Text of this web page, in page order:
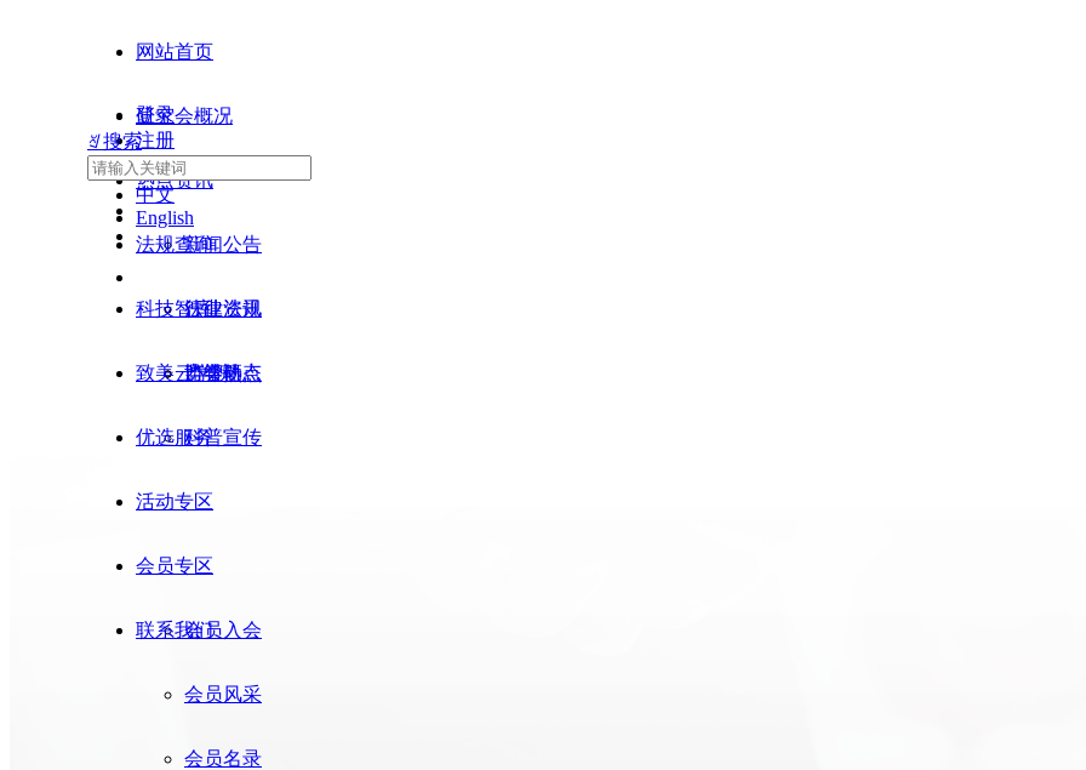
网站首页
研究会概况
热点资讯
新闻公告
行业资讯
协会热点
法规查询
法律法规
监管动态
科普宣传
科技智库
产学研
致美云学院
优选服务
活动专区
会员专区
会员入会
会员风采
会员名录
联系我们
登录
注册
ꄠ 搜索
中文
English